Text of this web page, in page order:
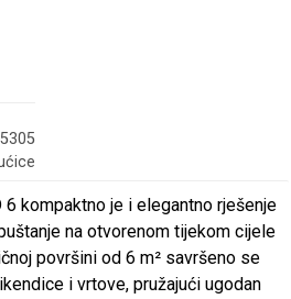
6 kompaktno je i elegantno rješenje
na otvorenom tijekom cijele
površini od 6 m² savršeno se
i vrtove, pružajući ugodan